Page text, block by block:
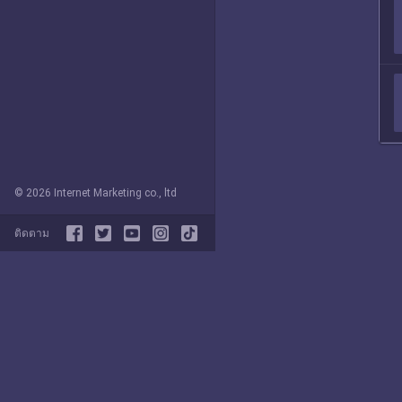
© 2026 Internet Marketing co., ltd
ติดตาม